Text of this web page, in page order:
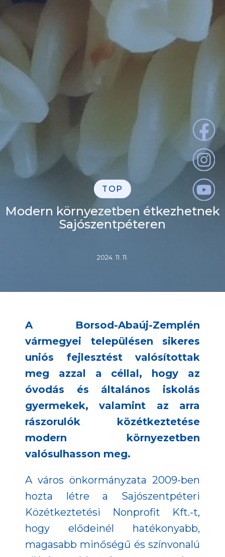
TOP
Modern környezetben étkezhetnek
Sajószentpéteren
2024. 11. 11.
A Borsod-Abaúj-Zemplén
vármegyei településen sikeres
uniós fejlesztést valósítottak
meg azzal a céllal, hogy az
óvodás és általános iskolás
gyermekek, valamint az arra
rászorulók közétkeztetése
modern környezetben
valósulhasson meg.
A város önkormányzata 2009-ben
hozta létre a Sajószentpéteri
Közétkeztetési Nonprofit Kft.-t,
hogy elődeinél hatékonyabb,
magasabb minőségű és színvonalú